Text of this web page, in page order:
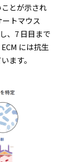
とが⽰され
トマウス
、7 ⽇⽬まで
には抗⽣
ます。